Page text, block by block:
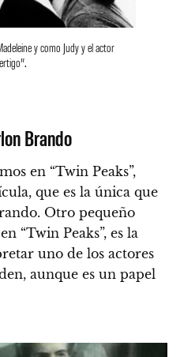
y como Judy y el actor
Brando
en “Twin Peaks”,
que es la única que
Otro pequeño
“Twin Peaks”, es la
uno de los actores
aunque es un papel